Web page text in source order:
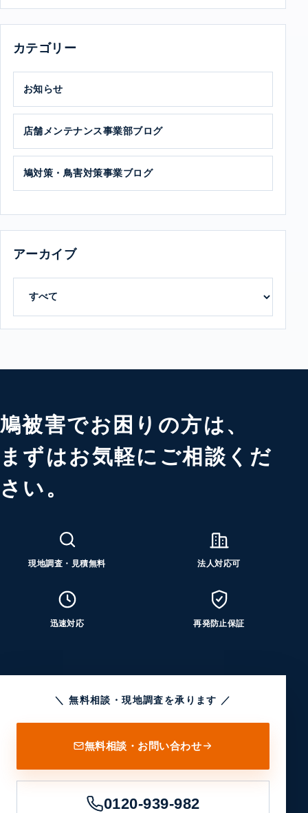
カテゴリー
お知らせ
店舗メンテナンス事業部ブログ
鳩対策・鳥害対策事業ブログ
アーカイブ
鳩被害でお困りの方は、
まずはお気軽にご相談くだ
さい。
現地調査・見積無料 法人対応可
迅速対応 再発防止保証
＼ 無料相談・現地調査を承ります ／
無料相談・お問い合わせ
0120-939-982